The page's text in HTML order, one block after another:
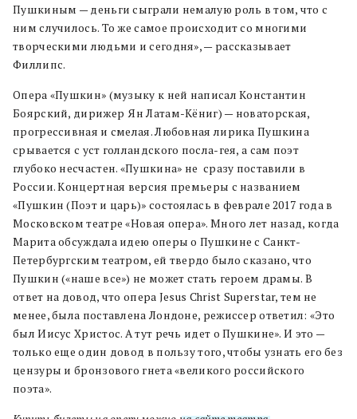
Пушкиным — деньги сыграли немалую роль в том, что с
ним случилось. То же самое происходит со многими
творческими людьми и сегодня», — рассказывает
Филлипс.
Опера «Пушкин» (музыку к ней написал Константин
Боярский, дирижер Ян Латам-Кёниг) — новаторская,
прогрессивная и смелая. Любовная лирика Пушкина
срывается с уст голландского посла-гея, а сам поэт
глубоко несчастен. «Пушкина» не сразу поставили в
России. Концертная версия премьеры с названием
«Пушкин (Поэт и царь)» состоялась в феврале 2017 года в
Московском театре «Новая опера». Много лет назад, когда
Марита обсуждала идею оперы о Пушкине с Санкт-
Петербургским театром, ей твердо было сказано, что
Пушкин («наше все») не может стать героем драмы. В
ответ на довод, что опера Jesus Christ Superstar, тем не
менее, была поставлена Лондоне, режиссер ответил: «Это
был Иисус Христос. А тут речь идет о Пушкине». И это —
только еще один довод в пользу того, чтобы узнать его без
цензуры и бронзового гнета «великого российского
поэта».